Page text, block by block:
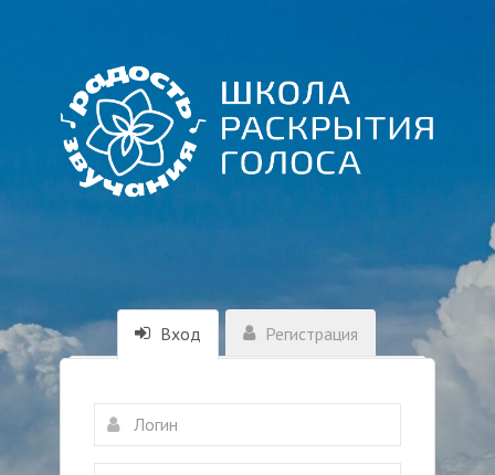
Вход Регистрация